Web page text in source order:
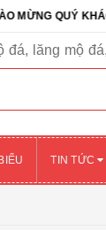
QUÝ KHÁCH
đá, lăng mộ
TIN TỨC